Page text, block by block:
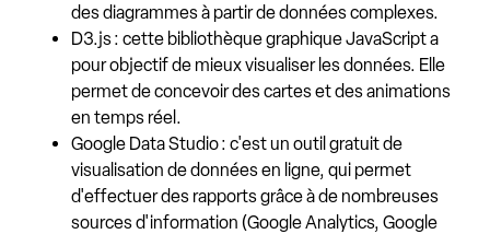
des diagrammes à partir de données complexes.
D3.js : cette bibliothèque graphique JavaScript a
pour objectif de mieux visualiser les données. Elle
permet de concevoir des cartes et des animations
en temps réel.
Google Data Studio : c'est un outil gratuit de
visualisation de données en ligne, qui permet
d'effectuer des rapports grâce à de nombreuses
sources d'information (Google Analytics, Google